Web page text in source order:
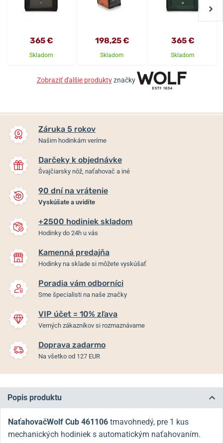
365 €
Skladom
198,25 €
Skladom
365 €
Skladom
Zobraziť ďalšie produktyznačky
Záruka 5 rokov
Našim hodinkám veríme
Darčeky k objednávke
Švajčiarsky nôž, naťahovač a iné
90 dní na vrátenie
Vyskúšate a uvidíte
+2500 hodiniek skladom
Hodinky do 24h u vás
Kamenná predajňa
Hodinky na sklade si môžete vyskúšať
Poradia vám odborníci
Sme špecialisti na naše značky
VIP účet = 10% zľava
Verných zákazníkov si rozmaznávame
Doprava zadarmo
Na všetko od 127 EUR
Popis produktu
NaťahovačWolf Cub 461106 tmavohnedý, pre 1 kus
mechanických hodiniek s automatickým naťahovaním.